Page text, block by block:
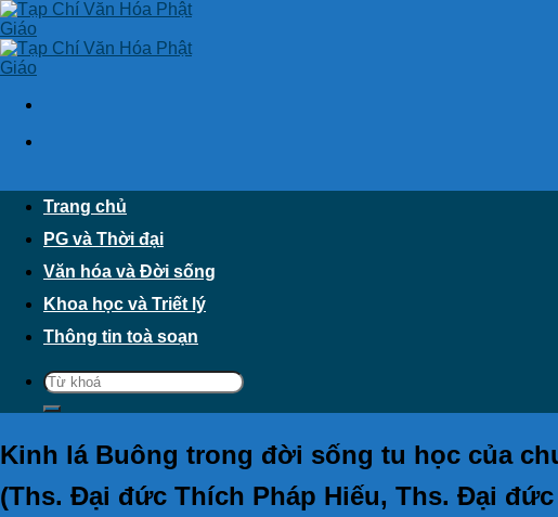
Skip
to
content
Trang chủ
PG và Thời đại
Văn hóa và Đời sống
Khoa học và Triết lý
Thông tin toà soạn
Kinh lá Buông trong đời sống tu học của
(Ths. Đại đức Thích Pháp Hiếu, Ths. Đại